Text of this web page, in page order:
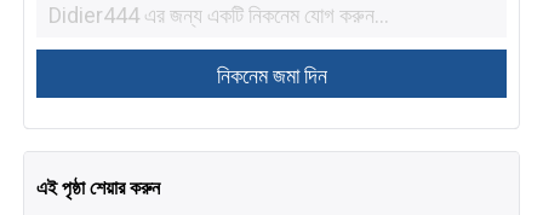
এই পৃষ্ঠা শেয়ার করুন